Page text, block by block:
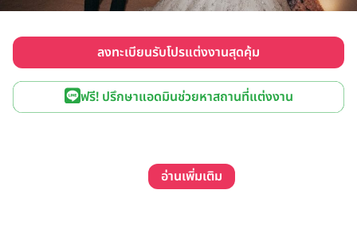
ลงทะเบียนรับโปรแต่งงานสุดคุ้ม
ฟรี! ปรึกษาแอดมินช่วยหาสถานที่แต่งงาน
อ่านเพิ่มเติม